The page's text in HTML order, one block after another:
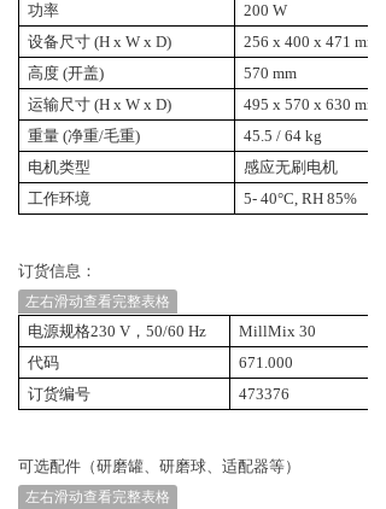
功率
200 W
设备尺寸 (H x W x D)
256 x400 x471 mm
高度 (开盖)
570 mm
运输尺寸 (H x W x D)
495 x570 x630 mm
重量 (净重/毛重)
45.5/64 kg
电机类型
感应无刷电机
工作环境
5-40°C, RH85%
订货信息：
左右滑动查看完整表格
电源规格230 V ，50/60 Hz
MillMix 30
代码
671.000
订货编号
473376
可选配件（研磨罐、研磨球、适配器等）
左右滑动查看完整表格